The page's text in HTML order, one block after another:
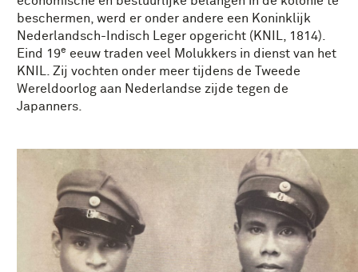
beschermen, werd er onder andere een Koninklijk
Nederlandsch-Indisch Leger opgericht (KNIL, 1814).
Eind 19e eeuw traden veel Molukkers in dienst van het
KNIL. Zij vochten onder meer tijdens de Tweede
Wereldoorlog aan Nederlandse zijde tegen de
Japanners.